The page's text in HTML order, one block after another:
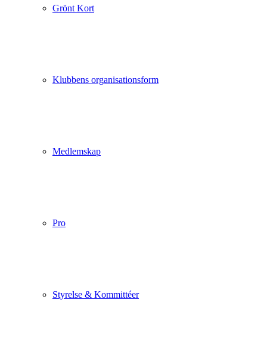
Grönt Kort
Klubbens organisationsform
Medlemskap
Pro
Styrelse & Kommittéer